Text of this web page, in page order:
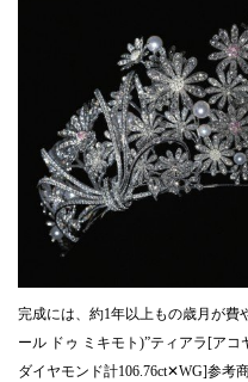
完成には、約1年以上もの歳月が費
ール ドゥ ミキモト)”ティアラ[ア
ダイヤモンド計106.76ct✕WG]参考